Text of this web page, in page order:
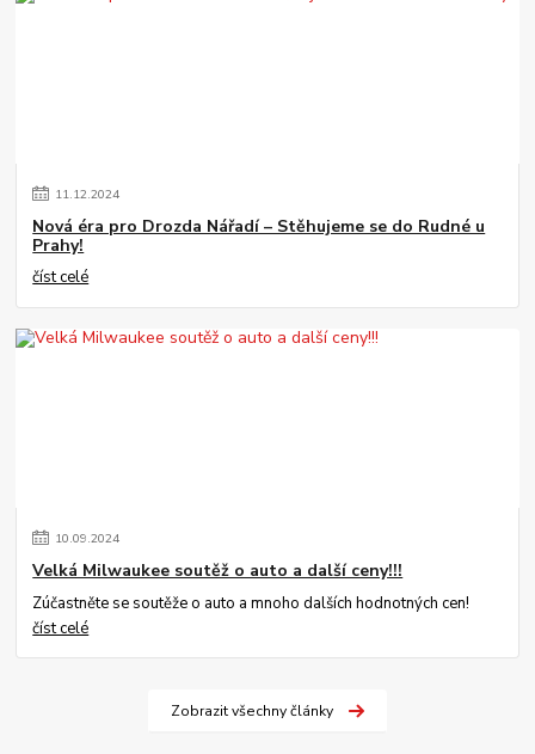
11.12.2024
Nová éra pro Drozda Nářadí – Stěhujeme se do Rudné u
Prahy!
číst celé
10.09.2024
Velká Milwaukee soutěž o auto a další ceny!!!
Zúčastněte se soutěže o auto a mnoho dalších hodnotných cen!
číst celé
Zobrazit všechny články